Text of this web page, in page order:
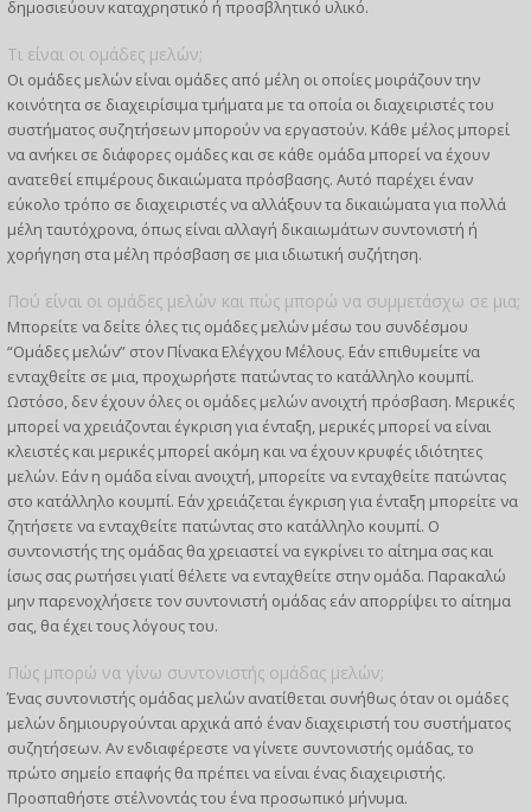
δημοσιεύουν καταχρηστικό ή προσβλητικό υλικό.
Τι είναι οι ομάδες μελών;
Οι ομάδες μελών είναι ομάδες από μέλη οι οποίες μοιράζουν την
κοινότητα σε διαχειρίσιμα τμήματα με τα οποία οι διαχειριστές του
συστήματος συζητήσεων μπορούν να εργαστούν. Κάθε μέλος μπορεί
να ανήκει σε διάφορες ομάδες και σε κάθε ομάδα μπορεί να έχουν
ανατεθεί επιμέρους δικαιώματα πρόσβασης. Αυτό παρέχει έναν
εύκολο τρόπο σε διαχειριστές να αλλάξουν τα δικαιώματα για πολλά
μέλη ταυτόχρονα, όπως είναι αλλαγή δικαιωμάτων συντονιστή ή
χορήγηση στα μέλη πρόσβαση σε μια ιδιωτική συζήτηση.
Πού είναι οι ομάδες μελών και πώς μπορώ να συμμετάσχω σε μια;
Μπορείτε να δείτε όλες τις ομάδες μελών μέσω του συνδέσμου
“Ομάδες μελών” στον Πίνακα Ελέγχου Μέλους. Εάν επιθυμείτε να
ενταχθείτε σε μια, προχωρήστε πατώντας το κατάλληλο κουμπί.
Ωστόσο, δεν έχουν όλες οι ομάδες μελών ανοιχτή πρόσβαση. Μερικές
μπορεί να χρειάζονται έγκριση για ένταξη, μερικές μπορεί να είναι
κλειστές και μερικές μπορεί ακόμη και να έχουν κρυφές ιδιότητες
μελών. Εάν η ομάδα είναι ανοιχτή, μπορείτε να ενταχθείτε πατώντας
στο κατάλληλο κουμπί. Εάν χρειάζεται έγκριση για ένταξη μπορείτε να
ζητήσετε να ενταχθείτε πατώντας στο κατάλληλο κουμπί. Ο
συντονιστής της ομάδας θα χρειαστεί να εγκρίνει το αίτημα σας και
ίσως σας ρωτήσει γιατί θέλετε να ενταχθείτε στην ομάδα. Παρακαλώ
μην παρενοχλήσετε τον συντονιστή ομάδας εάν απορρίψει το αίτημα
σας, θα έχει τους λόγους του.
Πώς μπορώ να γίνω συντονιστής ομάδας μελών;
Ένας συντονιστής ομάδας μελών ανατίθεται συνήθως όταν οι ομάδες
μελών δημιουργούνται αρχικά από έναν διαχειριστή του συστήματος
συζητήσεων. Αν ενδιαφέρεστε να γίνετε συντονιστής ομάδας, το
πρώτο σημείο επαφής θα πρέπει να είναι ένας διαχειριστής.
Προσπαθήστε στέλνοντάς του ένα προσωπικό μήνυμα.